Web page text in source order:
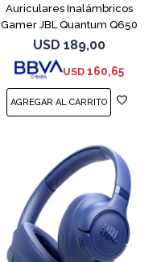
Auriculares Inalámbricos
Gamer JBL Quantum Q650
Negro
USD 189,00
USD 160,65